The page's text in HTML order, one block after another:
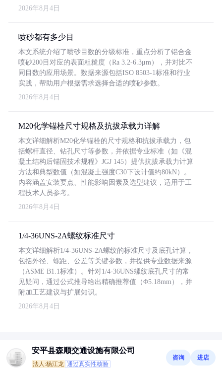
2026年8月4日
喷砂都有多少目
本文系统介绍了喷砂目数的分级标准，重点分析了铝合金
喷砂200目对应的表面粗糙度（Ra 3.2-6.3μm），并对比不
同目数的应用场景。数据来源包括ISO 8503-1标准和行业
实践，帮助用户根据需求选择合适的喷砂参数。
2026年8月4日
M20化学锚栓尺寸规格及抗拔承载力详解
本文详细解析M20化学锚栓的尺寸规格和抗拔承载力，包
括螺杆直径、钻孔尺寸等参数，并依据专业标准（如《混
凝土结构后锚固技术规程》JGJ 145）提供抗拔承载力计算
方法和典型数值（如混凝土强度C30下设计值约80kN）。
内容涵盖安装要点、性能影响因素及选型建议，适用于工
程技术人员参考。
2026年8月4日
1/4-36UNS-2A螺纹标准尺寸
本文详细解析1/4-36UNS-2A螺纹的标准尺寸及底孔计算，
包括外径、螺距、公差等关键参数，并提供专业数据来源
（ASME B1.1标准）。针对1/4-36UNS螺纹底孔尺寸的常
见疑问，通过公式推导给出精确推荐值（Φ5.18mm），并
附加工艺建议与扩展知识。
2026年8月4日
安平县森顺交通设施有限公司
法人:杨江龙 通过真实性核验
咨询 进店